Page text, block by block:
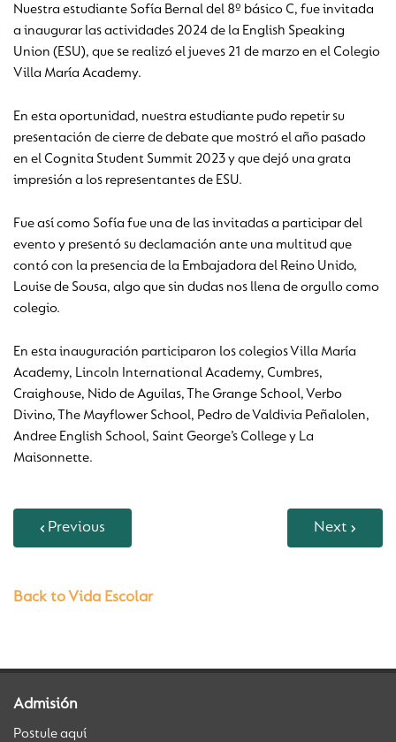
Nuestra estudiante Sofía Bernal del 8º básico C, fue invitada
a inaugurar las actividades 2024 de la English Speaking
Union (ESU), que se realizó el jueves 21 de marzo en el Colegio
Villa María Academy.
En esta oportunidad, nuestra estudiante pudo repetir su
presentación de cierre de debate que mostró el año pasado
en el Cognita Student Summit 2023 y que dejó una grata
impresión a los representantes de ESU.
Fue así como Sofía fue una de las invitadas a participar del
evento y presentó su declamación ante una multitud que
contó con la presencia de la Embajadora del Reino Unido,
Louise de Sousa, algo que sin dudas nos llena de orgullo como
colegio.
En esta inauguración participaron los colegios Villa María
Academy, Lincoln International Academy, Cumbres,
Craighouse, Nido de Aguilas, The Grange School, Verbo
Divino, The Mayflower School, Pedro de Valdivia Peñalolen,
Andree English School, Saint George’s College y La
Maisonnette.
Previous Next
Back to Vida Escolar
Admisión
Postule aquí